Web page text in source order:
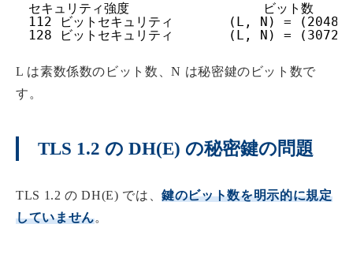
セキュリティ強度                 ビット数
112 ビットセキュリティ       (L, N) =
128 ビットセキュリティ       (L, N) =
L は素数係数のビット数、N は秘密鍵のビット数で
す。
TLS 1.2 の DH(E) の秘密鍵の問題
TLS 1.2 の DH(E) では、鍵のビット数を明示的に規定
していません。